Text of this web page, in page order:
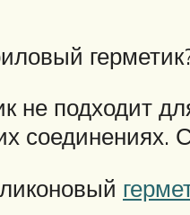
не подходит
соединениях.